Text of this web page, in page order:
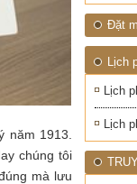
1913.
chúng tôi
mà lưu
Đặt
Lịch
Lịch
Lịch